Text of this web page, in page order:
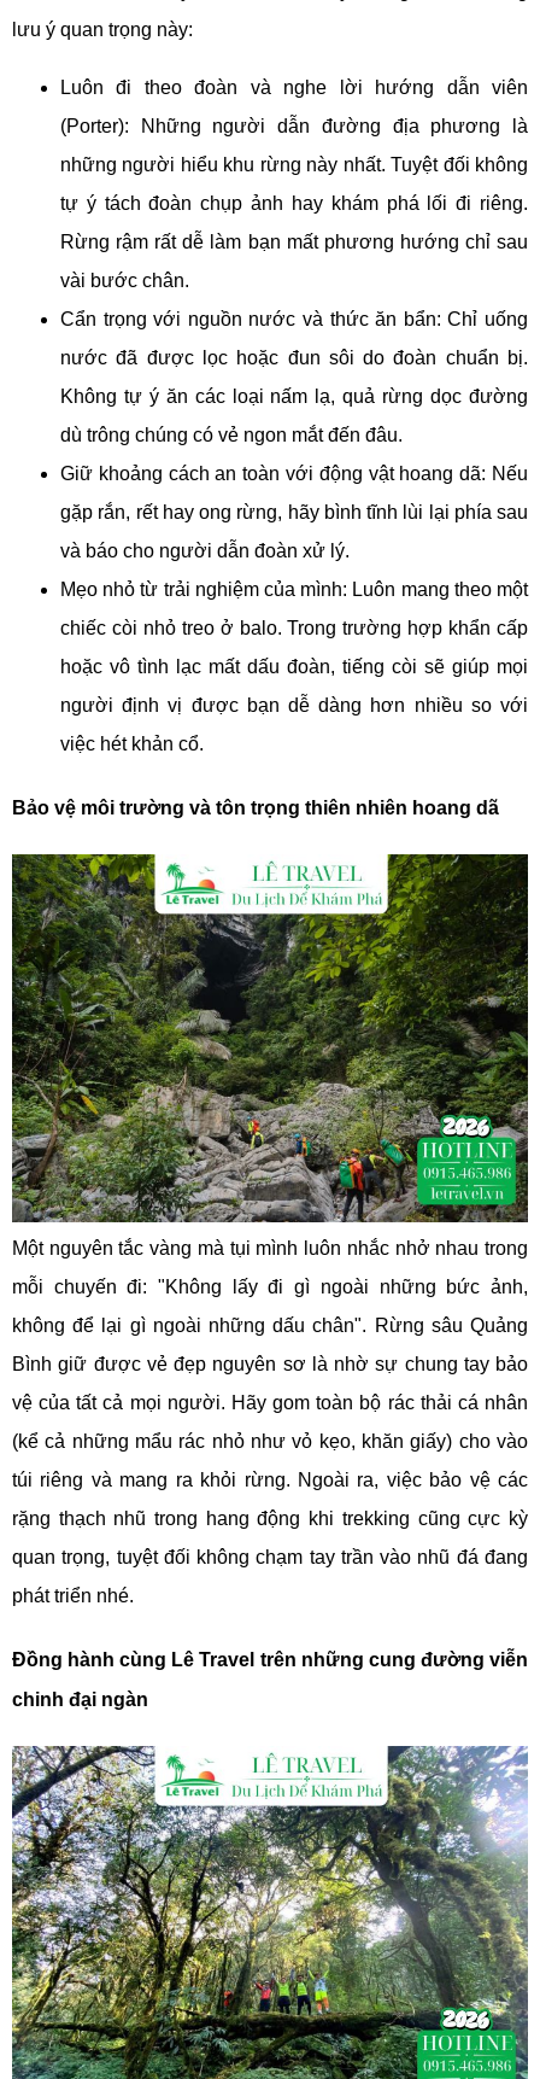
lưu ý quan trọng này:
Luôn đi theo đoàn và nghe lời hướng dẫn viên
(Porter): Những người dẫn đường địa phương là
những người hiểu khu rừng này nhất. Tuyệt đối không
tự ý tách đoàn chụp ảnh hay khám phá lối đi riêng.
Rừng rậm rất dễ làm bạn mất phương hướng chỉ sau
vài bước chân.
Cẩn trọng với nguồn nước và thức ăn bẩn: Chỉ uống
nước đã được lọc hoặc đun sôi do đoàn chuẩn bị.
Không tự ý ăn các loại nấm lạ, quả rừng dọc đường
dù trông chúng có vẻ ngon mắt đến đâu.
Giữ khoảng cách an toàn với động vật hoang dã: Nếu
gặp rắn, rết hay ong rừng, hãy bình tĩnh lùi lại phía sau
và báo cho người dẫn đoàn xử lý.
Mẹo nhỏ từ trải nghiệm của mình: Luôn mang theo một
chiếc còi nhỏ treo ở balo. Trong trường hợp khẩn cấp
hoặc vô tình lạc mất dấu đoàn, tiếng còi sẽ giúp mọi
người định vị được bạn dễ dàng hơn nhiều so với
việc hét khản cổ.
Bảo vệ môi trường và tôn trọng thiên nhiên hoang dã
Một nguyên tắc vàng mà tụi mình luôn nhắc nhở nhau trong
mỗi chuyến đi: "Không lấy đi gì ngoài những bức ảnh,
không để lại gì ngoài những dấu chân". Rừng sâu Quảng
Bình giữ được vẻ đẹp nguyên sơ là nhờ sự chung tay bảo
vệ của tất cả mọi người. Hãy gom toàn bộ rác thải cá nhân
(kể cả những mẩu rác nhỏ như vỏ kẹo, khăn giấy) cho vào
túi riêng và mang ra khỏi rừng. Ngoài ra, việc bảo vệ các
rặng thạch nhũ trong hang động khi trekking cũng cực kỳ
quan trọng, tuyệt đối không chạm tay trần vào nhũ đá đang
phát triển nhé.
Đồng hành cùng Lê Travel trên những cung đường viễn
chinh đại ngàn